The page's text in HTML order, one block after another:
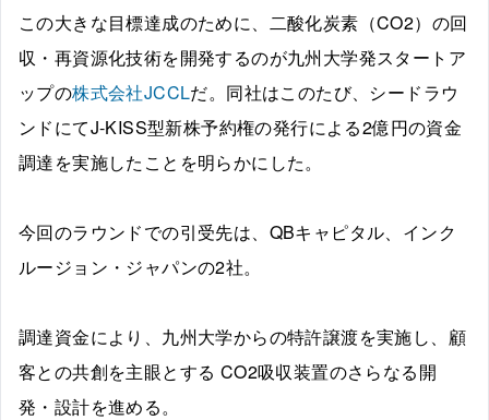
この大きな目標達成のために、二酸化炭素（CO2）の回
収・再資源化技術を開発するのが九州大学発スタートア
ップの株式会社JCCLだ。同社はこのたび、シードラウ
ンドにてJ-KISS型新株予約権の発行による2億円の資金
調達を実施したことを明らかにした。
今回のラウンドでの引受先は、QBキャピタル、インク
ルージョン・ジャパンの2社。
調達資金により、九州大学からの特許譲渡を実施し、顧
客との共創を主眼とする CO2吸収装置のさらなる開
発・設計を進める。